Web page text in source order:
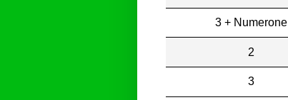
3 + Numerone
2
3